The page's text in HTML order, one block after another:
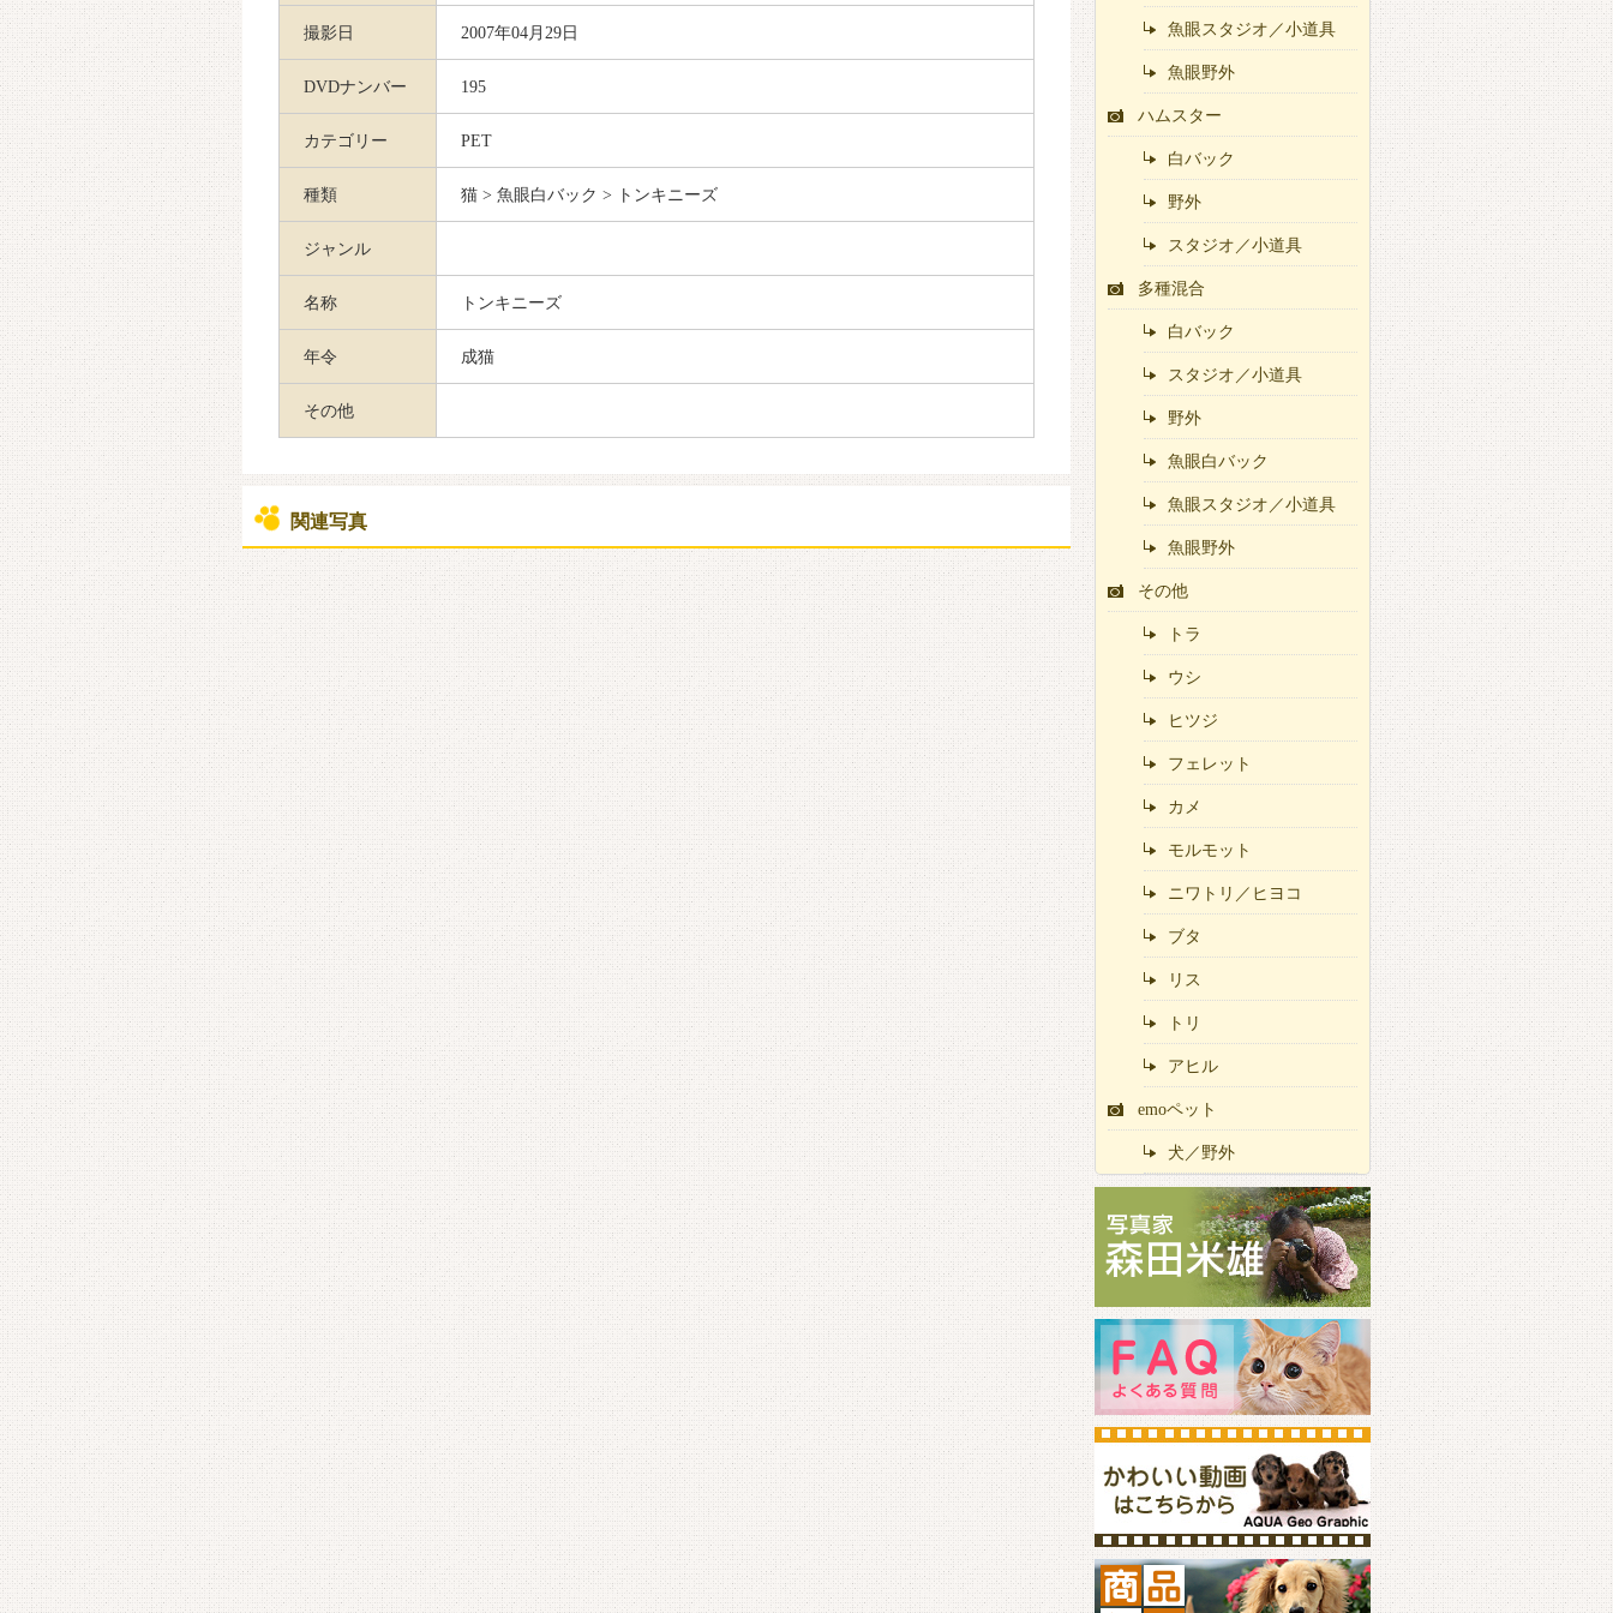
撮影日 2007年04月29日
DVDナンバー 195
カテゴリー PET
種類 猫 > 魚眼白バック > トンキニーズ
ジャンル
名称 トンキニーズ
年令 成猫
その他
関連写真
魚眼スタジオ／小道具
魚眼野外
ハムスター
白バック
野外
スタジオ／小道具
多種混合
白バック
スタジオ／小道具
野外
魚眼白バック
魚眼スタジオ／小道具
魚眼野外
その他
トラ
ウシ
ヒツジ
フェレット
カメ
モルモット
ニワトリ／ヒヨコ
ブタ
リス
トリ
アヒル
emoペット
犬／野外